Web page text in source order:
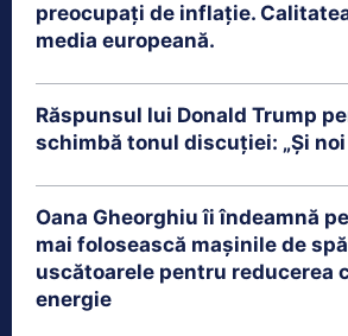
preocupați de inflație.
media europeană.
Răspunsul lui Donald Trump
schimbă tonul discuției: „Și
Oana Gheorghiu îi îndeamnă
mai folosească mașinile de
uscătoarele pentru reducerea
energie